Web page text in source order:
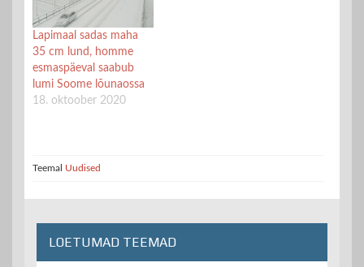
Lapimaal sadas maha
35 cm lund, homme
esmaspäeval saabub
lumi Soome lõunaossa
18. oktoober 2020
Teemal Uudised
LOETUMAD TEEMAD